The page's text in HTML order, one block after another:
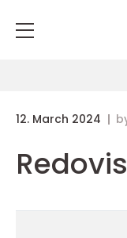
12. March 2024